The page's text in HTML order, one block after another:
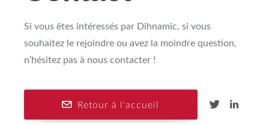
Si vous êtes intéressés par Dihnamic, si vous
souhaitez le rejoindre ou avez la moindre question,
n’hésitez pas à nous contacter !
Retour à l'accueil